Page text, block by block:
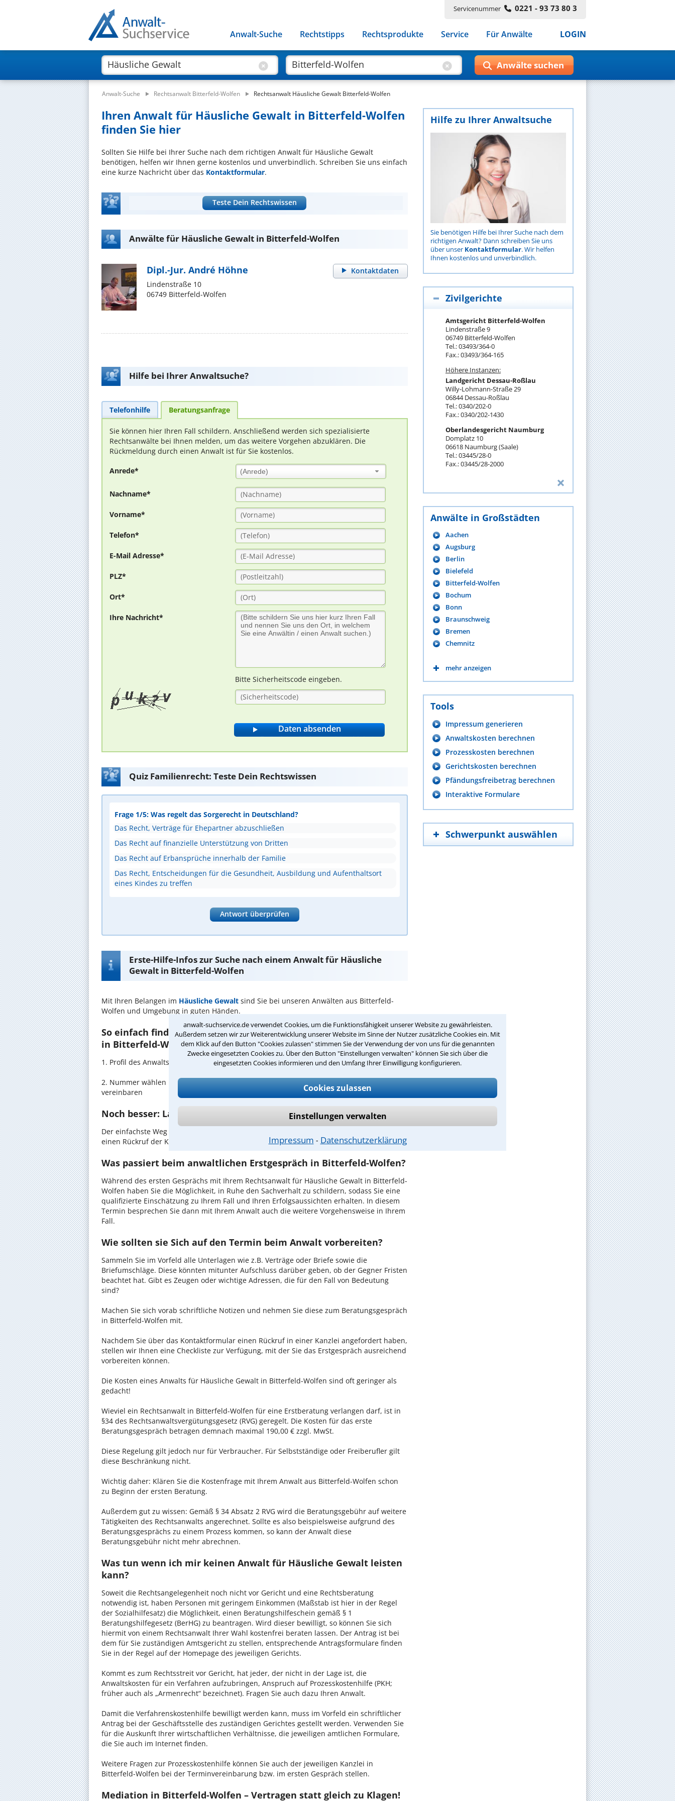
anwalt-suchservice.de verwendet Cookies, um die Funktionsfähigkeit unserer Website zu gewährleisten.
Außerdem setzen wir zur Weiterentwicklung unserer Website im Sinne der Nutzer zusätzliche Cookies ein. Mit
dem Klick auf den Button "Cookies zulassen" stimmen Sie der Verwendung der von uns für die genannten
Zwecke eingesetzten Cookies zu. Über den Button "Einstellungen verwalten" können Sie sich über die
eingesetzten Cookies informieren und den Umfang Ihrer Einwilligung konfigurieren.
Cookies zulassen
Einstellungen verwalten
Impressum ⁃ Datenschutzerklärung
Servicenummer 0221 - 93 73 80 3
Anwalt-Suche Rechtstipps Rechtsprodukte Service Für Anwälte LOGIN
Anwalt-Suche Rechtsanwalt Bitterfeld-Wolfen Rechtsanwalt Häusliche Gewalt Bitterfeld-Wolfen
Ihren Anwalt für Häusliche Gewalt in Bitterfeld-Wolfen
finden Sie hier
Sollten Sie Hilfe bei Ihrer Suche nach dem richtigen Anwalt für Häusliche Gewalt
benötigen, helfen wir Ihnen gerne kostenlos und unverbindlich. Schreiben Sie uns einfach
eine kurze Nachricht über das Kontaktformular.
Teste Dein Rechtswissen
Anwälte für Häusliche Gewalt in Bitterfeld-Wolfen
Kontaktdaten
Dipl.-Jur. André Höhne
Lindenstraße 10
06749 Bitterfeld-Wolfen
Hilfe bei Ihrer Anwaltsuche?
Telefonhilfe Beratungsanfrage
Sie können hier Ihren Fall schildern. Anschließend werden sich spezialisierte
Rechtsanwälte bei Ihnen melden, um das weitere Vorgehen abzuklären. Die
Rückmeldung durch einen Anwalt ist für Sie kostenlos.
Anrede* (Anrede)
Nachname*
Vorname*
Telefon*
E-Mail Adresse*
PLZ*
Ort*
Ihre Nachricht*
Bitte Sicherheitscode eingeben.
Quiz Familienrecht: Teste Dein Rechtswissen
Frage 1/5: Was regelt das Sorgerecht in Deutschland?
Das Recht, Verträge für Ehepartner abzuschließen
Das Recht auf finanzielle Unterstützung von Dritten
Das Recht auf Erbansprüche innerhalb der Familie
Das Recht, Entscheidungen für die Gesundheit, Ausbildung und Aufenthaltsort
eines Kindes zu treffen
Antwort überprüfen
Erste-Hilfe-Infos zur Suche nach einem Anwalt für Häusliche
Gewalt in Bitterfeld-Wolfen
Mit Ihren Belangen im Häusliche Gewalt sind Sie bei unseren Anwälten aus Bitterfeld-
Wolfen und Umgebung in guten Händen.
So einfach finden Sie den passenden Anwalt für Häusliche Gewalt
in Bitterfeld-Wolfen:
1. Profil des Anwalts für Häusliche Gewalt in Ihrer Umgebung auswählen
2. Nummer wählen und direkt mit der Kanzlei in Bitterfeld-Wolfen einen Beratungstermin
vereinbaren
Noch besser: Lassen Sie sich zurückrufen
Der einfachste Weg zum Anwalt in Bitterfeld-Wolfen ist es, über unser Kontaktformular
einen Rückruf der Kanzlei anzufordern - probieren Sie es gleich aus.
Was passiert beim anwaltlichen Erstgespräch in Bitterfeld-Wolfen?
Während des ersten Gesprächs mit Ihrem Rechtsanwalt für Häusliche Gewalt in Bitterfeld-
Wolfen haben Sie die Möglichkeit, in Ruhe den Sachverhalt zu schildern, sodass Sie eine
qualifizierte Einschätzung zu Ihrem Fall und Ihren Erfolgsaussichten erhalten. In diesem
Termin besprechen Sie dann mit Ihrem Anwalt auch die weitere Vorgehensweise in Ihrem
Fall.
Wie sollten sie Sich auf den Termin beim Anwalt vorbereiten?
Sammeln Sie im Vorfeld alle Unterlagen wie z.B. Verträge oder Briefe sowie die
Briefumschläge. Diese könnten mitunter Aufschluss darüber geben, ob der Gegner Fristen
beachtet hat. Gibt es Zeugen oder wichtige Adressen, die für den Fall von Bedeutung
sind?
Machen Sie sich vorab schriftliche Notizen und nehmen Sie diese zum Beratungsgespräch
in Bitterfeld-Wolfen mit.
Nachdem Sie über das Kontaktformular einen Rückruf in einer Kanzlei angefordert haben,
stellen wir Ihnen eine Checkliste zur Verfügung, mit der Sie das Erstgespräch ausreichend
vorbereiten können.
Die Kosten eines Anwalts für Häusliche Gewalt in Bitterfeld-Wolfen sind oft geringer als
gedacht!
Wieviel ein Rechtsanwalt in Bitterfeld-Wolfen für eine Erstberatung verlangen darf, ist in
§34 des Rechtsanwaltsvergütungsgesetz (RVG) geregelt. Die Kosten für das erste
Beratungsgespräch betragen demnach maximal 190,00 € zzgl. MwSt.
Diese Regelung gilt jedoch nur für Verbraucher. Für Selbstständige oder Freiberufler gilt
diese Beschränkung nicht.
Wichtig daher: Klären Sie die Kostenfrage mit Ihrem Anwalt aus Bitterfeld-Wolfen schon
zu Beginn der ersten Beratung.
Außerdem gut zu wissen: Gemäß § 34 Absatz 2 RVG wird die Beratungsgebühr auf weitere
Tätigkeiten des Rechtsanwalts angerechnet. Sollte es also beispielsweise aufgrund des
Beratungsgesprächs zu einem Prozess kommen, so kann der Anwalt diese
Beratungsgebühr nicht mehr abrechnen.
Was tun wenn ich mir keinen Anwalt für Häusliche Gewalt leisten
kann?
Soweit die Rechtsangelegenheit noch nicht vor Gericht und eine Rechtsberatung
notwendig ist, haben Personen mit geringem Einkommen (Maßstab ist hier in der Regel
der Sozialhilfesatz) die Möglichkeit, einen Beratungshilfeschein gemäß § 1
Beratungshilfegesetz (BerHG) zu beantragen. Wird dieser bewilligt, so können Sie sich
hiermit von einem Rechtsanwalt Ihrer Wahl kostenfrei beraten lassen. Der Antrag ist bei
dem für Sie zuständigen Amtsgericht zu stellen, entsprechende Antragsformulare finden
Sie in der Regel auf der Homepage des jeweiligen Gerichts.
Kommt es zum Rechtsstreit vor Gericht, hat jeder, der nicht in der Lage ist, die
Anwaltskosten für ein Verfahren aufzubringen, Anspruch auf Prozesskostenhilfe (PKH;
früher auch als „Armenrecht“ bezeichnet). Fragen Sie auch dazu Ihren Anwalt.
Damit die Verfahrenskostenhilfe bewilligt werden kann, muss im Vorfeld ein schriftlicher
Antrag bei der Geschäftsstelle des zuständigen Gerichtes gestellt werden. Verwenden Sie
für die Auskunft Ihrer wirtschaftlichen Verhältnisse, die jeweiligen amtlichen Formulare,
die Sie auch im Internet finden.
Weitere Fragen zur Prozesskostenhilfe können Sie auch der jeweiligen Kanzlei in
Bitterfeld-Wolfen bei der Terminvereinbarung bzw. im ersten Gespräch stellen.
Mediation in Bitterfeld-Wolfen – Vertragen statt gleich zu Klagen!
Hilfe zu Ihrer Anwaltsuche
Sie benötigen Hilfe bei Ihrer Suche nach dem
richtigen Anwalt? Dann schreiben Sie uns
über unser Kontaktformular. Wir helfen
Ihnen kostenlos und unverbindlich.
Zivilgerichte
Amtsgericht Bitterfeld-Wolfen
Lindenstraße 9
06749 Bitterfeld-Wolfen
Tel.: 03493/364-0
Fax.: 03493/364-165
Höhere Instanzen:
Landgericht Dessau-Roßlau
Willy-Lohmann-Straße 29
06844 Dessau-Roßlau
Tel.: 0340/202-0
Fax.: 0340/202-1430
Oberlandesgericht Naumburg
Domplatz 10
06618 Naumburg (Saale)
Tel.: 03445/28-0
Fax.: 03445/28-2000
Anwälte in Großstädten
Aachen
Augsburg
Berlin
Bielefeld
Bitterfeld-Wolfen
Bochum
Bonn
Braunschweig
Bremen
Chemnitz
mehr anzeigen
Tools
Impressum generieren
Anwaltskosten berechnen
Prozesskosten berechnen
Gerichtskosten berechnen
Pfändungsfreibetrag berechnen
Interaktive Formulare
Schwerpunkt auswählen